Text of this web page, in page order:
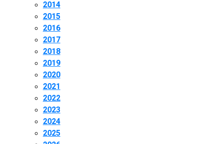
2014
2015
2016
2017
2018
2019
2020
2021
2022
2023
2024
2025